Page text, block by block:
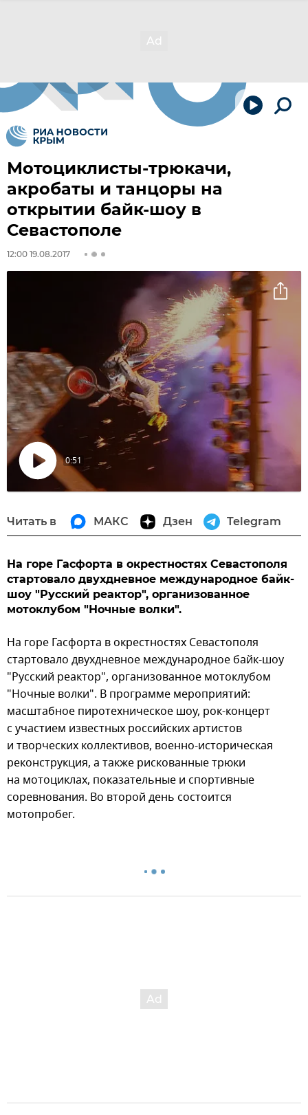
Мотоциклисты-трюкачи,
акробаты и танцоры на
открытии байк-шоу в
Севастополе
12:00 19.08.2017
Воспроизвести
0:51
Читать в МАКС Дзен Telegram
На горе Гасфорта в окрестностях Севастополя
стартовало двухдневное международное байк-
шоу "Русский реактор", организованное
мотоклубом "Ночные волки".
На горе Гасфорта в окрестностях Севастополя
стартовало двухдневное международное байк-шоу
"Русский реактор", организованное мотоклубом
"Ночные волки". В программе мероприятий:
масштабное пиротехническое шоу, рок-концерт
с участием известных российских артистов
и творческих коллективов, военно-историческая
реконструкция, а также рискованные трюки
на мотоциклах, показательные и спортивные
соревнования. Во второй день состоится
мотопробег.